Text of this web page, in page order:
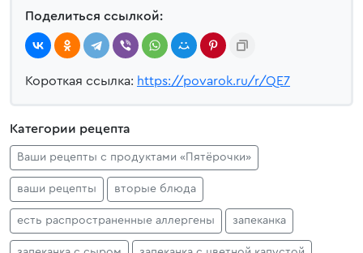
Поделиться ссылкой:
Короткая ссылка: https://povarok.ru/r/QE7
Категории рецепта
Ваши рецепты с продуктами «Пятёрочки»
ваши рецепты вторые блюда
есть распространенные аллергены запеканка